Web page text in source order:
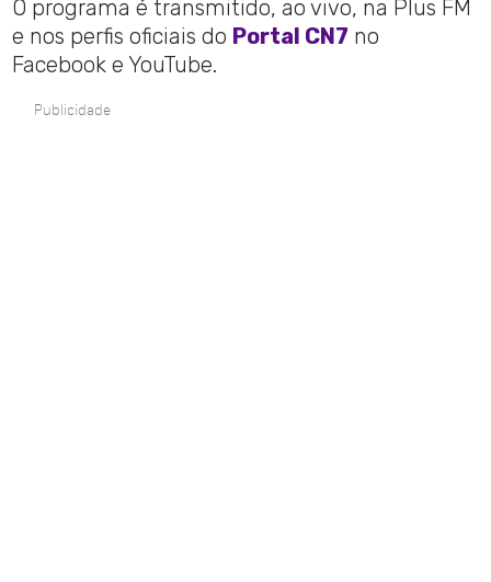
O programa é transmitido, ao vivo, na Plus FM
e nos perfis oficiais do Portal CN7 no
Facebook e YouTube.
Publicidade